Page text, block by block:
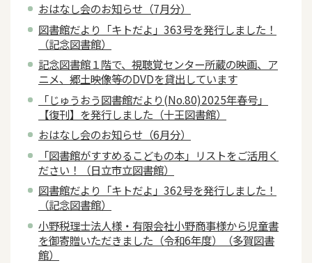
おはなし会のお知らせ（7月分）
図書館だより「キトだよ」363号を発行しました！
（記念図書館）
記念図書館１階で、視聴覚センター所蔵の映画、ア
ニメ、郷土映像等のDVDを貸出しています
「じゅうおう図書館だより(No.80)2025年春号」
【復刊】を発行しました（十王図書館）
おはなし会のお知らせ（6月分）
「図書館がすすめるこどもの本」リストをご活用く
ださい！（日立市立図書館）
図書館だより「キトだよ」362号を発行しました！
（記念図書館）
小野税理士法人様・有限会社小野商事様から児童書
を御寄贈いただきました（令和6年度）（多賀図書
館）